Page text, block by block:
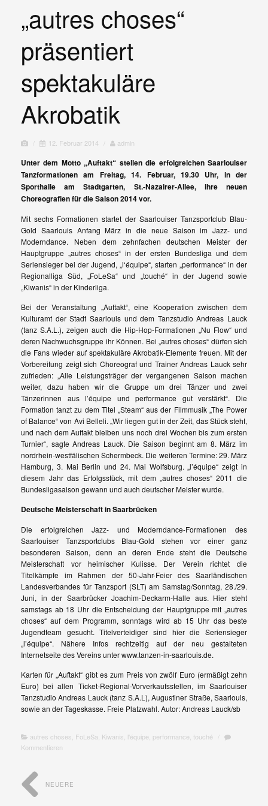
„autres choses“
präsentiert
spektakuläre
Akrobatik
12. Februar 2014 admin
Unter dem Motto „Auftakt“ stellen die erfolgreichen Saarlouiser
Tanzformationen am Freitag, 14. Februar, 19.30 Uhr, in der
Sporthalle am Stadtgarten, St.-Nazairer-Allee, ihre neuen
Choreografien für die Saison 2014 vor.
Mit sechs Formationen startet der Saarlouiser Tanzsportclub Blau-
Gold Saarlouis Anfang März in die neue Saison im Jazz- und
Moderndance. Neben dem zehnfachen deutschen Meister der
Hauptgruppe „autres choses“ in der ersten Bundesliga und dem
Seriensieger bei der Jugend, „l‘équipe“, starten „performance“ in der
Regionalliga Süd, „FoLeSa“ und „touché“ in der Jugend sowie
„Kiwanis“ in der Kinderliga.
Bei der Veranstaltung „Auftakt“, eine Kooperation zwischen dem
Kulturamt der Stadt Saarlouis und dem Tanzstudio Andreas Lauck
(tanz S.A.L.), zeigen auch die Hip-Hop-Formationen „Nu Flow“ und
deren Nachwuchsgruppe ihr Können. Bei „autres choses“ dürfen sich
die Fans wieder auf spektakuläre Akrobatik-Elemente freuen. Mit der
Vorbereitung zeigt sich Choreograf und Trainer Andreas Lauck sehr
zufrieden: „Alle Leistungsträger der vergangenen Saison machen
weiter, dazu haben wir die Gruppe um drei Tänzer und zwei
Tänzerinnen aus l’équipe und performance gut verstärkt“. Die
Formation tanzt zu dem Titel „Steam“ aus der Filmmusik „The Power
of Balance“ von Avi Belleli. „Wir liegen gut in der Zeit, das Stück steht,
und nach dem Auftakt bleiben uns noch drei Wochen bis zum ersten
Turnier“, sagte Andreas Lauck. Die Saison beginnt am 8. März im
nordrhein-westfälischen Schermbeck. Die weiteren Termine: 29. März
Hamburg, 3. Mai Berlin und 24. Mai Wolfsburg. „l’équipe“ zeigt in
diesem Jahr das Erfolgsstück, mit dem „autres choses“ 2011 die
Bundesligasaison gewann und auch deutscher Meister wurde.
Deutsche Meisterschaft in Saarbrücken
Die erfolgreichen Jazz- und Moderndance-Formationen des
Saarlouiser Tanzsportclubs Blau-Gold stehen vor einer ganz
besonderen Saison, denn an deren Ende steht die Deutsche
Meisterschaft vor heimischer Kulisse. Der Verein richtet die
Titelkämpfe im Rahmen der 50-Jahr-Feier des Saarländischen
Landesverbandes für Tanzsport (SLT) am Samstag/Sonntag, 28./29.
Juni, in der Saarbrücker Joachim-Deckarm-Halle aus. Hier steht
samstags ab 18 Uhr die Entscheidung der Hauptgruppe mit „autres
choses“ auf dem Programm, sonntags wird ab 15 Uhr das beste
Jugendteam gesucht. Titelverteidiger sind hier die Seriensieger
„l’équipe“. Nähere Infos rechtzeitig auf der neu gestalteten
Internetseite des Vereins unter www.tanzen-in-saarlouis.de.
Karten für „Auftakt“ gibt es zum Preis von zwölf Euro (ermäßigt zehn
Euro) bei allen Ticket-Regional-Vorverkaufsstellen, im Saarlouiser
Tanzstudio Andreas Lauck (tanz S.A.L), Augustiner Straße, Saarlouis,
sowie an der Tageskasse. Freie Platzwahl. Autor: Andreas Lauck/sb
autres choses FoLeSa Kiwanis l'équipe performance touché
Kommentieren
NEUERE